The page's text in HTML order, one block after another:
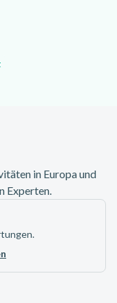
in Europa und
Experten.